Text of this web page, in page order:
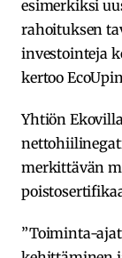
esimerkiksi
rahoituksen
investointeja
kertoo
Yhtiön
merkittävän
”Toiminta-